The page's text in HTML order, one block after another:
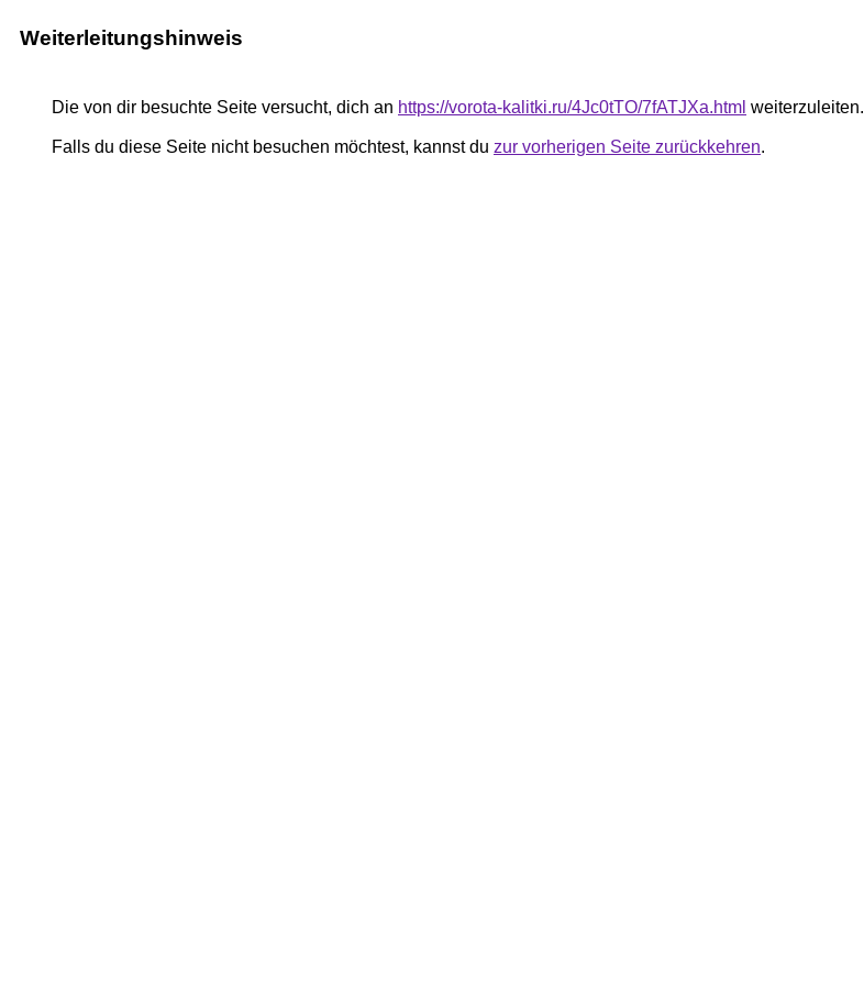
Weiterleitungshinweis
Die von dir besuchte Seite versucht, dich an https://vorota-kalitki.ru/4Jc0tTO/7fATJXa.html weiterzuleiten.
Falls du diese Seite nicht besuchen möchtest, kannst du zur vorherigen Seite zurückkehren.